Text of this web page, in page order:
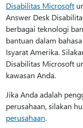
Disabilitas Microsoft
Answer Desk
berbagai teknologi
bantuan dalam
Isyarat Amerika.
Disabilitas Microsoft
kawasan Anda.
Jika Anda adalah
perusahaan, silakan
perusahaan.